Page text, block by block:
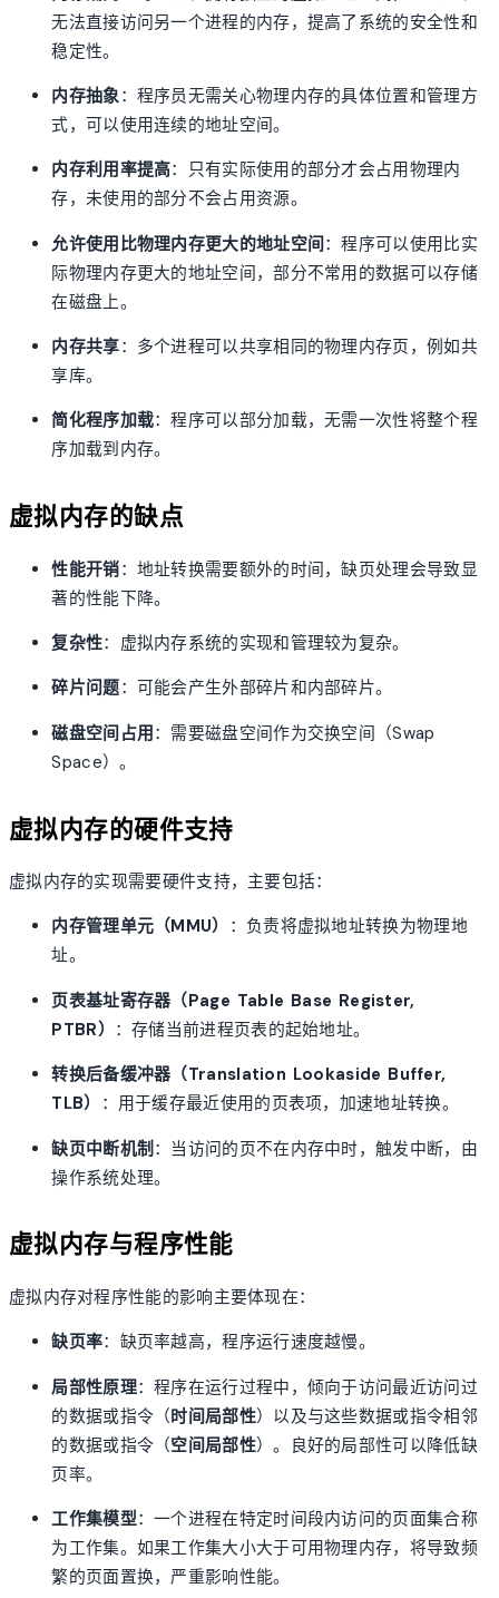
无法直接访问另一个进程的内存，提高了系统的安全性和
稳定性。
内存抽象：程序员无需关心物理内存的具体位置和管理方
式，可以使用连续的地址空间。
内存利用率提高：只有实际使用的部分才会占用物理内
存，未使用的部分不会占用资源。
允许使用比物理内存更大的地址空间：程序可以使用比实
际物理内存更大的地址空间，部分不常用的数据可以存储
在磁盘上。
内存共享：多个进程可以共享相同的物理内存页，例如共
享库。
简化程序加载：程序可以部分加载，无需一次性将整个程
序加载到内存。
虚拟内存的缺点
性能开销：地址转换需要额外的时间，缺页处理会导致显
著的性能下降。
复杂性：虚拟内存系统的实现和管理较为复杂。
碎片问题：可能会产生外部碎片和内部碎片。
磁盘空间占用：需要磁盘空间作为交换空间（Swap
Space）。
虚拟内存的硬件支持
虚拟内存的实现需要硬件支持，主要包括：
内存管理单元（MMU）
：负责将虚拟地址转换为物理地
址。
页表基址寄存器（Page Table Base Register,
PTBR） ：存储当前进程页表的起始地址。
转换后备缓冲器（Translation Lookaside Buffer,
TLB）
：用于缓存最近使用的页表项，加速地址转换。
缺页中断机制 ：当访问的页不在内存中时，触发中断，由
操作系统处理。
虚拟内存与程序性能
虚拟内存对程序性能的影响主要体现在：
缺页率：缺页率越高，程序运行速度越慢。
局部性原理：程序在运行过程中，倾向于访问最近访问过
的数据或指令（时间局部性）以及与这些数据或指令相邻
的数据或指令（空间局部性）。良好的局部性可以降低缺
页率。
工作集模型：一个进程在特定时间段内访问的页面集合称
为工作集。如果工作集大小大于可用物理内存，将导致频
繁的页面置换，严重影响性能。